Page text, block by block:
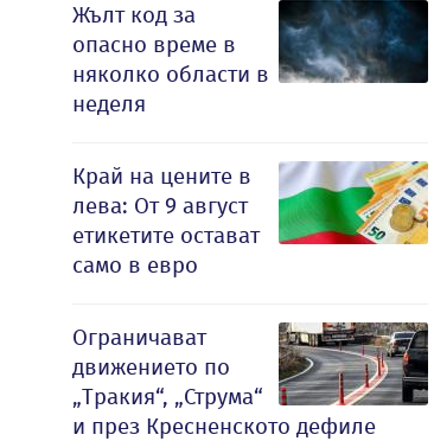
Жълт код за
опасно време в
няколко области в
неделя
Край на цените в
лева: От 9 август
етикетите остават
само в евро
Ограничават
движението по
„Тракия“, „Струма“
и през Кресненското дефиле